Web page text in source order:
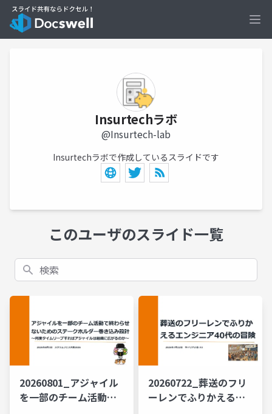
Insurtechラボ
@Insurtech-lab
Insurtechラボで作成しているスライドです
このユーザのスライド一覧
検索
20260801_アジャイル
を一部のチーム活動で
20260722_葬送のフリ
ーレンでふりかえるエ